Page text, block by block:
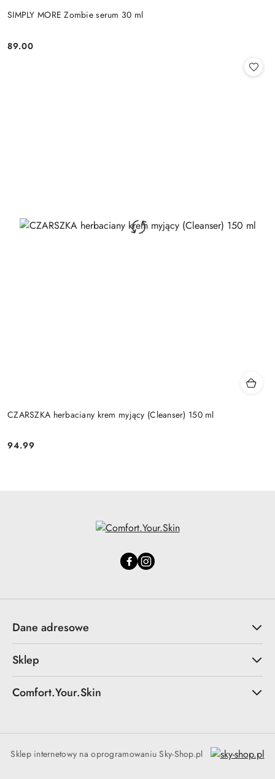
SIMPLY MORE Zombie serum 30 ml
Cena:
89.00
CZARSZKA herbaciany krem myjący (Cleanser) 150 ml
Cena:
94.99
Dane adresowe
Sklep
Comfort.Your.Skin
Sklep internetowy na oprogramowaniu Sky-Shop.pl